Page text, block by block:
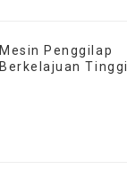
Mesin Penggilap
Berkelajuan Tinggi